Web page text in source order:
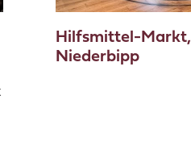
Hilfsmittel-Markt,
Niederbipp